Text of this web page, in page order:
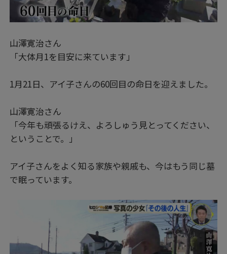
山澤寛治さん
「大体月1を目安に来ています」
1月21日、アイ子さんの60回目の命日を迎えました。
山澤寛治さん
「今年も頑張るけえ、よろしゅう見とってください、
ということで。」
アイ子さんをよく知る家族や親戚も、今はもう同じ墓
で眠っています。